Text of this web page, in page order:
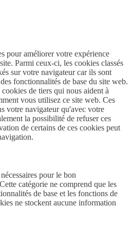
pour améliorer votre expérience
Parmi ceux-ci, les cookies classés
sur votre navigateur car ils sont
fonctionnalités de base du site web.
de tiers qui nous aident à
vous utilisez ce site web. Ces
votre navigateur qu'avec votre
la possibilité de refuser ces
de certains de ces cookies peut
pour le bon
catégorie ne comprend que les
de base et les fonctions de
ne stockent aucune information